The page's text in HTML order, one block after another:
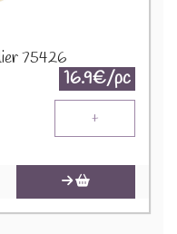
75426
16.9€/pc
+